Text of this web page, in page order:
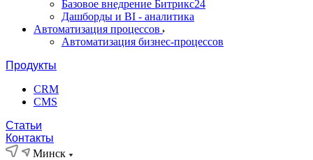
Базовое внедрение Битрикс24
Дашборды и BI - аналитика
Автоматизация процессов
Автоматизация бизнес-процессов
Продукты
CRM
CMS
Статьи
Контакты
Минск